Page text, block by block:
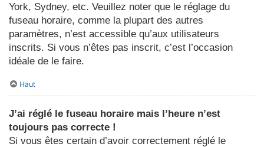
York, Sydney, etc. Veuillez noter que le réglage du
fuseau horaire, comme la plupart des autres
paramètres, n’est accessible qu’aux utilisateurs
inscrits. Si vous n’êtes pas inscrit, c’est l’occasion
idéale de le faire.
Haut
J’ai réglé le fuseau horaire mais l’heure n’est
toujours pas correcte !
Si vous êtes certain d’avoir correctement réglé le